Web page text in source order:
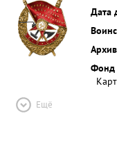
Дата
Архив
Фонд
Ещё